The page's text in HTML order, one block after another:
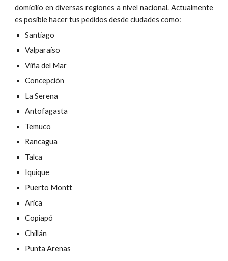
domicilio en diversas regiones a nivel nacional. Actualmente
es posible hacer tus pedidos desde ciudades como:
Santiago
Valparaíso
Viña del Mar
Concepción
La Serena
Antofagasta
Temuco
Rancagua
Talca
Iquique
Puerto Montt
Arica
Copiapó
Chillán
Punta Arenas